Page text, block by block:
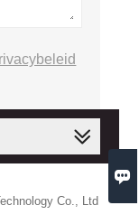

Co., Ltd